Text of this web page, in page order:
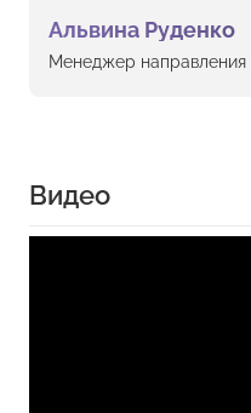
Альвина Руденко
Менеджер
Видео